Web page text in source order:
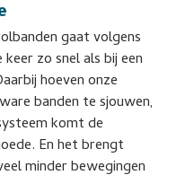
gaat volgens
zo snel als bij een
hoeven onze
banden te sjouwen,
komt de
En het brengt
minder bewegingen